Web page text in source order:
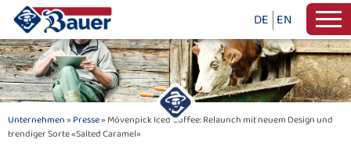
DE EN
Unternehmen» Presse» Mövenpick Iced Coffee: Relaunch mit neuem Design und
trendiger Sorte «Salted Caramel»